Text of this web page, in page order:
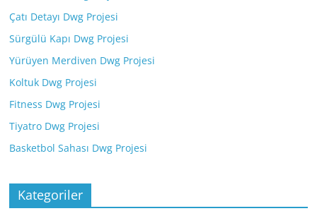
Çatı Detayı Dwg Projesi
Sürgülü Kapı Dwg Projesi
Yürüyen Merdiven Dwg Projesi
Koltuk Dwg Projesi
Fitness Dwg Projesi
Tiyatro Dwg Projesi
Basketbol Sahası Dwg Projesi
Kategoriler